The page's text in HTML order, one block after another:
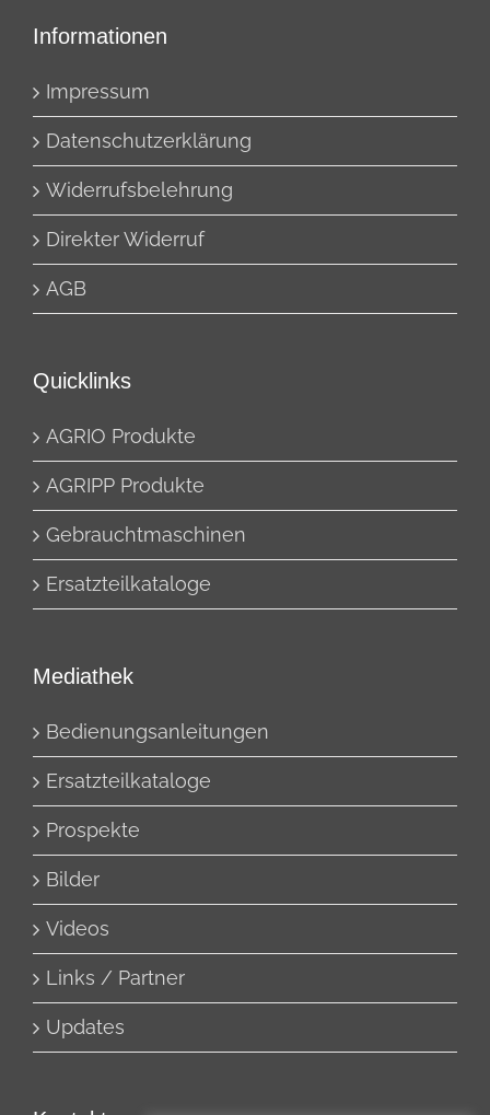
Informationen
Impressum
Datenschutzerklärung
Widerrufsbelehrung
Direkter Widerruf
AGB
Quicklinks
AGRIO Produkte
AGRIPP Produkte
Gebrauchtmaschinen
Ersatzteilkataloge
Mediathek
Bedienungsanleitungen
Ersatzteilkataloge
Prospekte
Bilder
Videos
Links / Partner
Updates